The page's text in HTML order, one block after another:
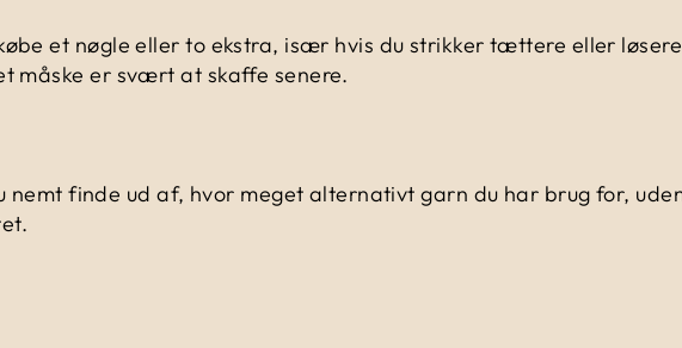
et nøgle eller to ekstra, især hvis du strikker tættere eller
måske er svært at skaffe senere.
nemt finde ud af, hvor meget alternativt garn du har brug for,